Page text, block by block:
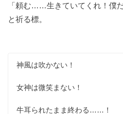
「頼む……生きていてくれ！僕
と祈る標。
神風は吹かない！
女神は微笑まない！
牛耳られたまま終わる……！